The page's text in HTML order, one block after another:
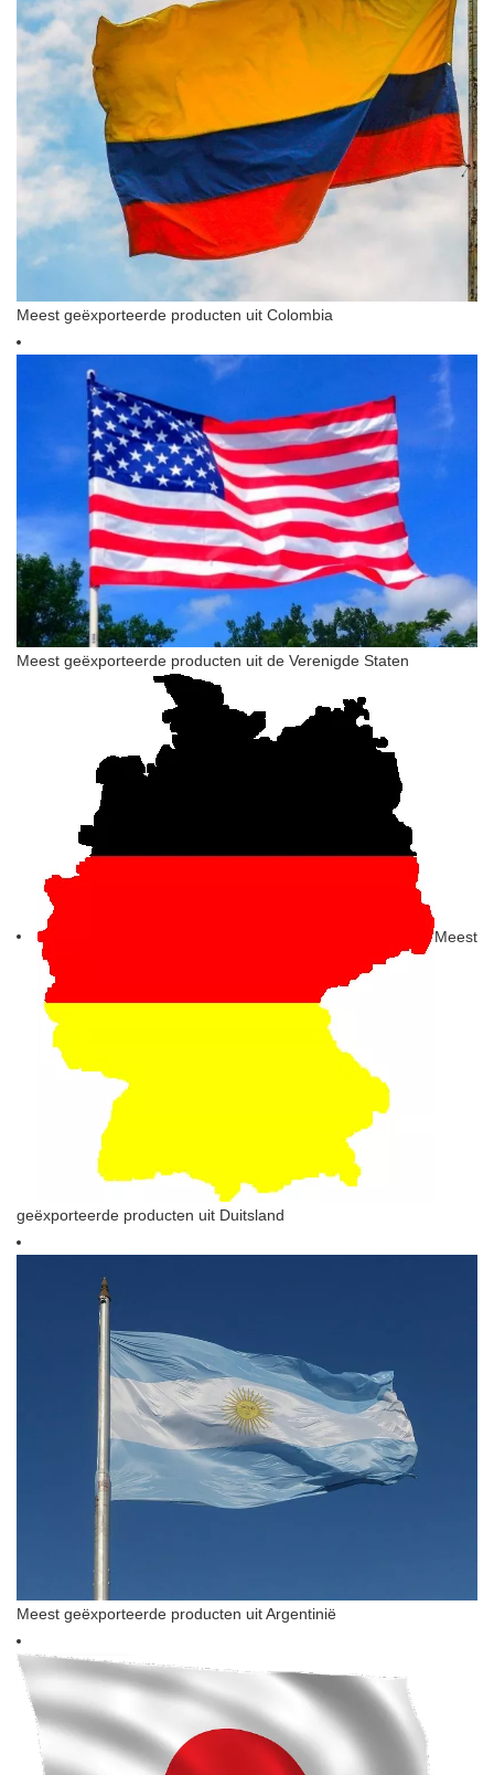
Meest geëxporteerde producten uit Colombia
Meest geëxporteerde producten uit de Verenigde Staten
Meest
geëxporteerde producten uit Duitsland
Meest geëxporteerde producten uit Argentinië